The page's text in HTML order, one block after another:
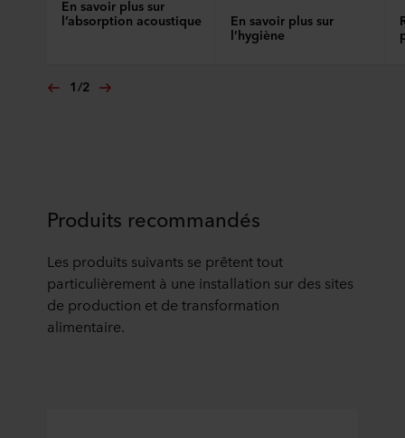
En savoir plus sur
l’absorption acoustique
En savoir plus sur
l’hygiène
1/2
Produits recommandés
Les produits suivants se prêtent tout
particulièrement à une installation sur des sites
de production et de transformation
alimentaire.